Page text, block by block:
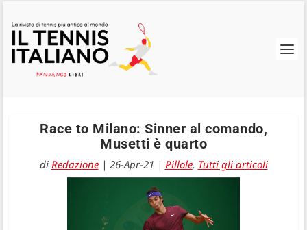
Race to Milano: Sinner al comando,
Musetti è quarto
di Redazione| 26-Apr-21 | Pillole, Tutti gli articoli